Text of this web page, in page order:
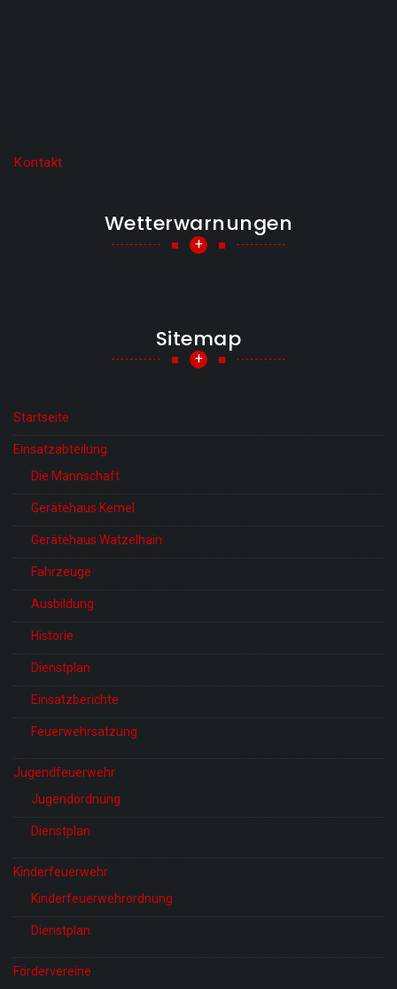
Kontakt
Wetterwarnungen
+
Sitemap
+
Startseite
Einsatzabteilung
Die Mannschaft
Gerätehaus Kemel
Gerätehaus Watzelhain
Fahrzeuge
Ausbildung
Historie
Dienstplan
Einsatzberichte
Feuerwehrsatzung
Jugendfeuerwehr
Jugendordnung
Dienstplan
Kinderfeuerwehr
Kinderfeuerwehrordnung
Dienstplan
Fördervereine